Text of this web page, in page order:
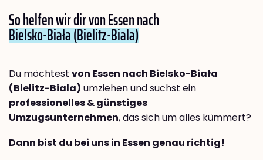
So helfen wir dir von Essen nach
Bielsko-Biała (Bielitz-Biala)
Du möchtest von Essen nach Bielsko-Biała
(Bielitz-Biala) umziehen und suchst ein
professionelles & günstiges
Umzugsunternehmen, das sich um alles kümmert?
Dann bist du bei uns in Essen genau richtig!